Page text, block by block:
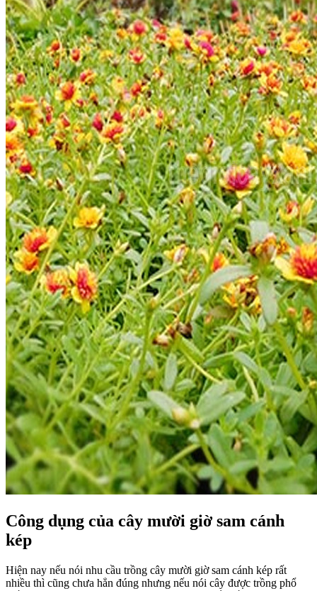
Công dụng của cây mười giờ sam cánh
kép
Hiện nay nếu nói nhu cầu trồng cây mười giờ sam cánh kép rất
nhiều thì cũng chưa hẳn đúng nhưng nếu nói cây được trồng phổ